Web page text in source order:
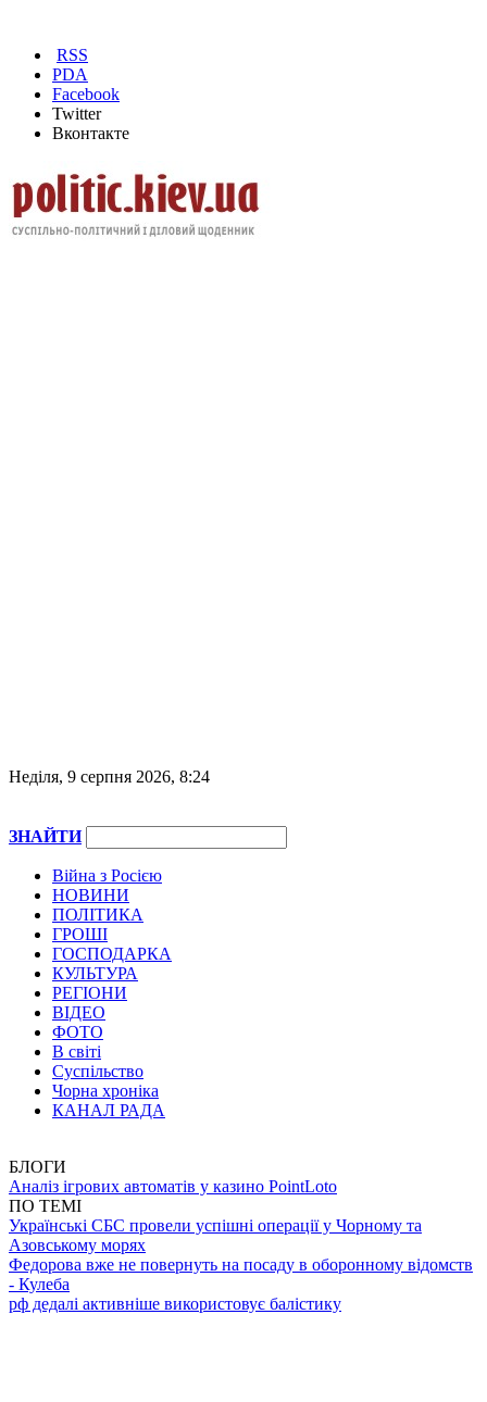
RSS
PDA
Facebook
Twitter
Вконтакте
Неділя, 9 серпня 2026, 8:24
ЗНАЙТИ
Війна з Росією
НОВИНИ
ПОЛІТИКА
ГРОШІ
ГОСПОДАРКА
КУЛЬТУРА
РЕГІОНИ
ВІДЕО
ФОТО
В світі
Суспільство
Чорна хроніка
КАНАЛ РАДА
БЛОГИ
Аналіз ігрових автоматів у казино PointLoto
ПО ТЕМІ
Українські СБС провели успішні операції у Чорному та
Азовському морях
Федорова вже не повернуть на посаду в оборонному відомств
- Кулеба
рф дедалі активніше використовує балістику